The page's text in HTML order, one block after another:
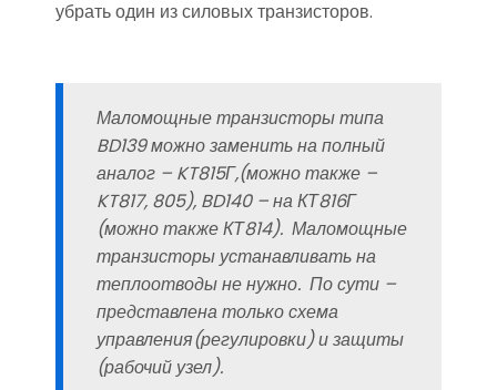
убрать один из силовых транзисторов.
Маломощные транзисторы типа
BD139 можно заменить на полный
аналог – KT815Г,(можно также –
KT817, 805), BD140 – на КТ816Г
(можно также КТ814). Маломощные
транзисторы устанавливать на
теплоотводы не нужно. По сути –
представлена только схема
управления(регулировки) и защиты
(рабочий узел).